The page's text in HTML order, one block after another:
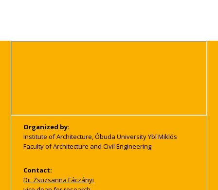
Organized by:
Institute of Architecture, Óbuda University Ybl Miklós
Faculty of Architecture and Civil Engineering
Contact:
Dr. Zsuzsanna Fáczányi